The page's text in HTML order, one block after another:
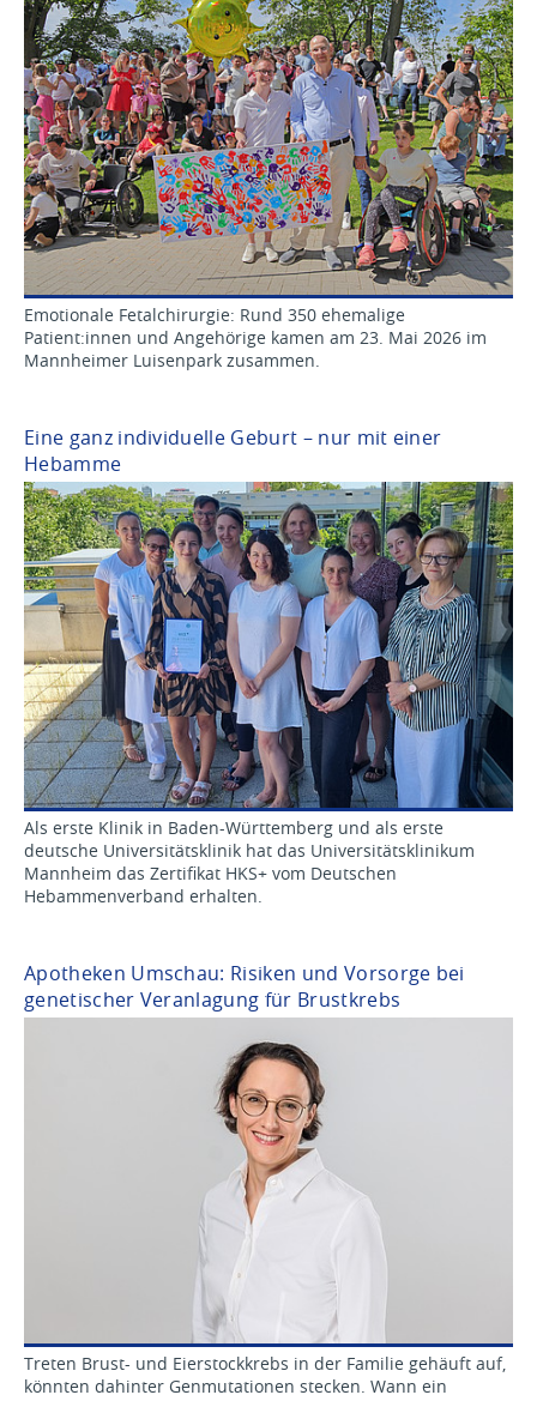
Emotionale Fetalchirurgie: Rund 350 ehemalige
Patient:innen und Angehörige kamen am 23. Mai 2026 im
Mannheimer Luisenpark zusammen.
Eine ganz individuelle Geburt – nur mit einer
Hebamme
Als erste Klinik in Baden-Württemberg und als erste
deutsche Universitätsklinik hat das Universitätsklinikum
Mannheim das Zertifikat HKS+ vom Deutschen
Hebammenverband erhalten.
Apotheken Umschau: Risiken und Vorsorge bei
genetischer Veranlagung für Brustkrebs
Treten Brust- und Eierstockkrebs in der Familie gehäuft auf,
könnten dahinter Genmutationen stecken. Wann ein